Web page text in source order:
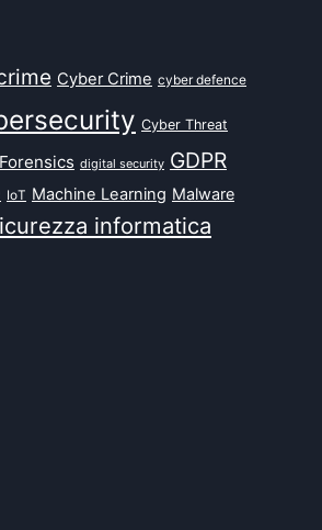
Cyber Crime cyber defence
Cyber Threat
digital security GDPR
IoT Machine Learning Malware
informatica